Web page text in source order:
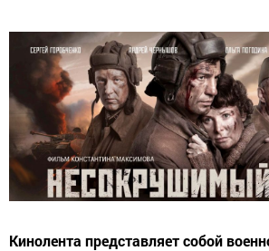
Кинолента представляет собой